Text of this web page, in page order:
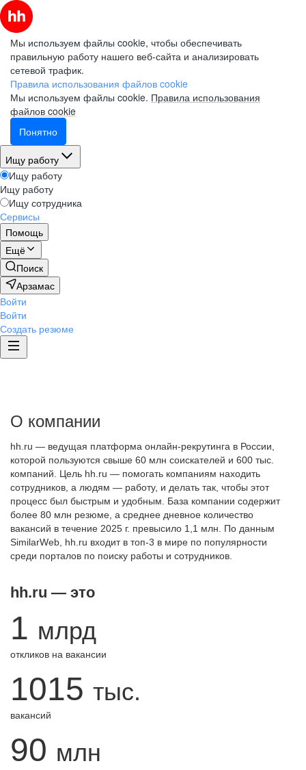
Мы используем файлы cookie, чтобы обеспечивать
правильную работу нашего веб-сайта и анализировать
сетевой трафик.
Правила использования файлов cookie
Мы используем файлы cookie. Правила использования
файлов cookie
Понятно
Ищу работу
Ищу работу
Ищу работу
Ищу сотрудника
Сервисы
Помощь
Ещё
Поиск
Арзамас
Войти
Войти
Создать резюме
О компании
hh.ru — ведущая платформа онлайн-рекрутинга в России,
которой пользуются свыше 60 млн соискателей и 600 тыс.
компаний. Цель hh.ru — помогать компаниям находить
сотрудников, а людям — работу, и делать так, чтобы этот
процесс был быстрым и удобным. База компании содержит
более 80 млн резюме, а среднее дневное количество
вакансий в течение 2025 г. превысило 1,1 млн. По данным
SimilarWeb, hh.ru входит в топ-3 в мире по популярности
среди порталов по поиску работы и сотрудников.
hh.ru — это
1 млрд
откликов на вакансии
1015 тыс.
вакансий
90 млн